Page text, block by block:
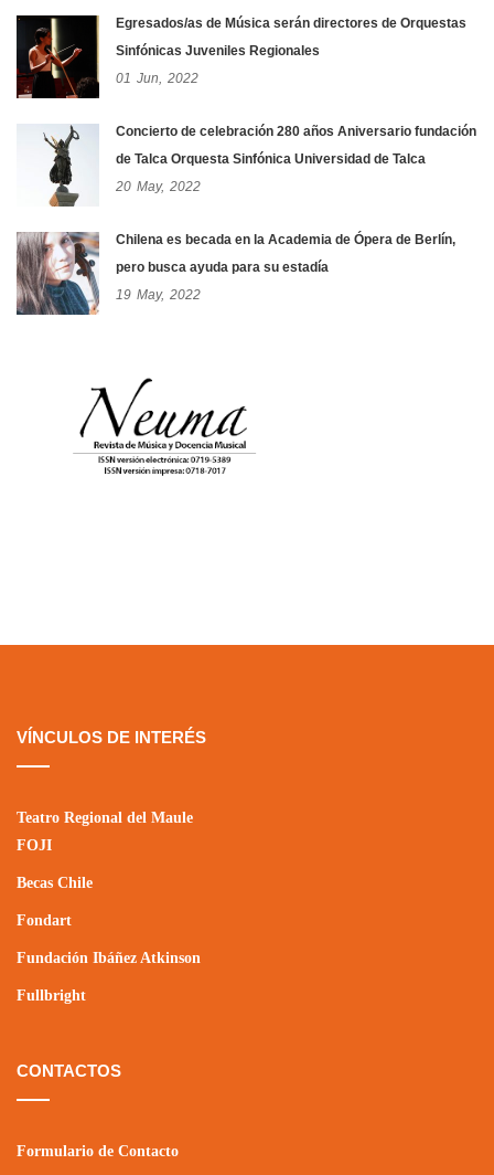
Egresados/as de Música serán directores de Orquestas
Sinfónicas Juveniles Regionales
01 Jun, 2022
Concierto de celebración 280 años Aniversario fundación
de Talca Orquesta Sinfónica Universidad de Talca
20 May, 2022
Chilena es becada en la Academia de Ópera de Berlín,
pero busca ayuda para su estadía
19 May, 2022
VÍNCULOS DE INTERÉS
Teatro Regional del Maule
FOJI
Becas Chile
Fondart
Fundación Ibáñez Atkinson
Fullbright
CONTACTOS
Formulario de Contacto